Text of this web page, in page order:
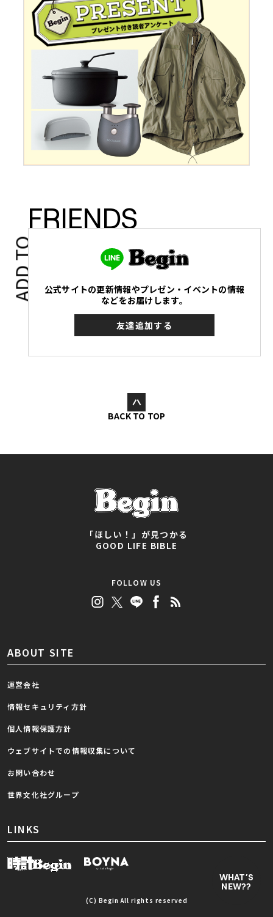
WHAT’S
NEW??
ADD TO
FRIENDS
公式サイトの更新情報やプレゼン・イベントの情報
などをお届けします。
友達追加する
BACK TO TOP
「ほしい！」が見つかる
GOOD LIFE BIBLE
FOLLOW US
ABOUT SITE
運営会社
情報セキュリティ方針
個人情報保護方針
ウェブサイトでの情報収集について
お問い合わせ
世界文化社グループ
LINKS
(C) Begin All rights reserved